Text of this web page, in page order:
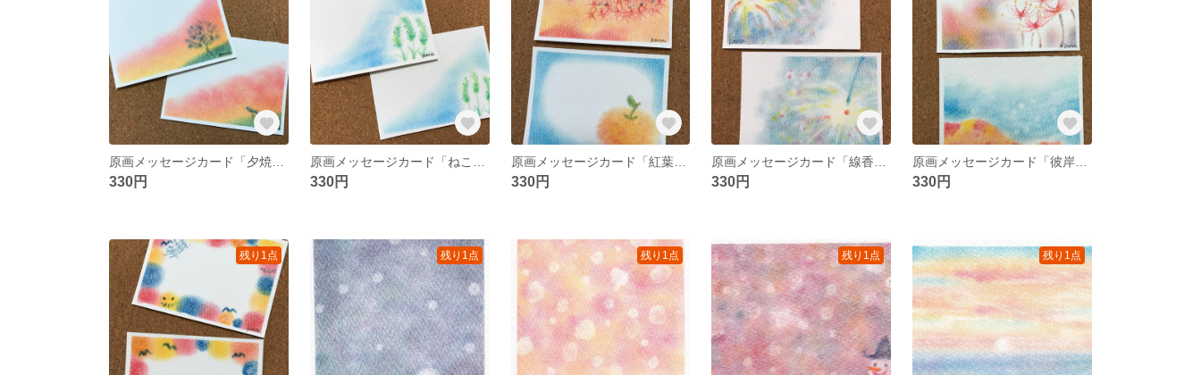
330円 330円
原画メッセージカード「紅葉とみかん」
330円 330円 330円
残り1点 残り1点 残り1点 残り1点 残り1点